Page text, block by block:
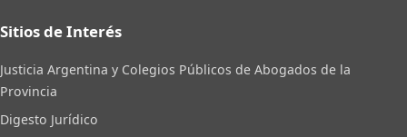
Sitios de Interés
Justicia Argentina y Colegios Públicos de Abogados de la
Provincia
Digesto Jurídico